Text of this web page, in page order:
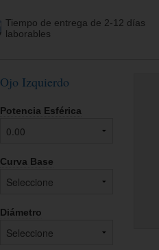
Tiempo de entrega de 2-12 días
laborables
Ojo Izquierdo
Potencia Esférica
Curva Base
Diámetro